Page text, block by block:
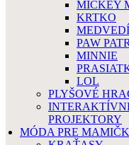
MICKEY
KRTKO
PAW
MINNIE
LOL
PLYŠOVÉ
PROJEKTORY
MÓDA PRE